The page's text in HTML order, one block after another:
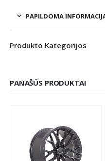
PAPILDOMA
Produkto Kategorijos
PANAŠŪS PRODUKTAI